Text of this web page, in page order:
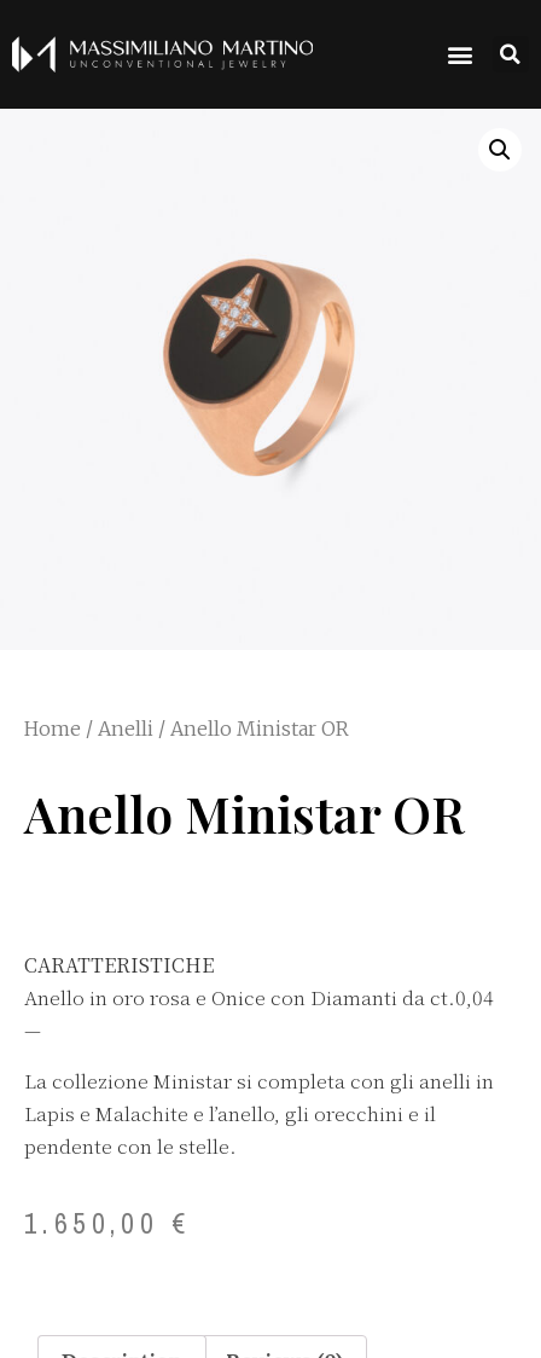
Home / Anelli / Anello Ministar OR
Anello Ministar OR
CARATTERISTICHE
Anello in oro rosa e Onice con Diamanti da ct.0,04
—
La collezione Ministar si completa con gli anelli in
Lapis e Malachite e l’anello, gli orecchini e il
pendente con le stelle.
1.650,00 €